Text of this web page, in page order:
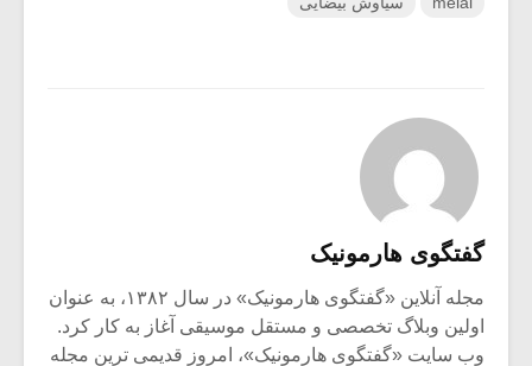
گفتگوی هارمونیک
مجله آنلاین «گفتگوی هارمونیک» در سال ۱۳۸۲، به عنوان
اولین وبلاگ تخصصی و مستقل موسیقی آغاز به کار کرد.
وب سایت «گفتگوی هارمونیک»، امروز قدیمی ترین مجله